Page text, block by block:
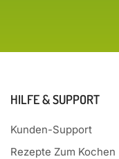
HILFE & SUPPORT
Kunden-Support
Rezepte Zum Kochen